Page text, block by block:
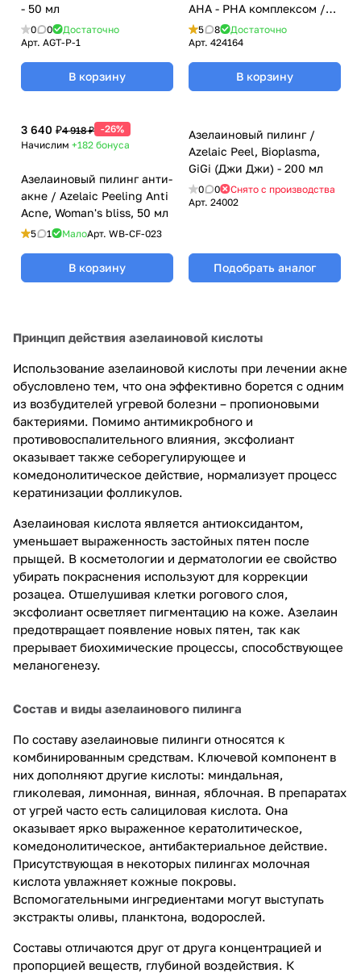
- 50 мл
0 0
Достаточно
Арт. AGT-P-1
В корзину
АНА - РНА комплексом /
Azelaic Peel + 10% PH 2,4,
Mesoderm (Мезодерм), 30
мл
5 8
Достаточно
Арт. 424164
В корзину
3 640 ₽4 918 ₽ -26%
Начислим +182 бонуса
Азелаиновый пилинг анти-
акне / Azelaic Peeling Anti
Acne, Woman's bliss, 50 мл
5 1 МалоАрт. WB-CF-023
В корзину
Азелаиновый пилинг /
Azelaic Peel, Bioplasma,
GiGi (Джи Джи) - 200 мл
0 0
Снято с производства
Арт. 24002
Подобрать аналог
Принцип действия азелаиновой кислоты
Использование азелаиновой кислоты при лечении акне
обусловлено тем, что она эффективно борется с одним
из возбудителей угревой болезни – пропионовыми
бактериями. Помимо антимикробного и
противовоспалительного влияния, эксфолиант
оказывает также себорегулирующее и
комедонолитическое действие, нормализует процесс
кератинизации фолликулов.
Азелаиновая кислота является антиоксидантом,
уменьшает выраженность застойных пятен после
прыщей. В косметологии и дерматологии ее свойство
убирать покраснения используют для коррекции
розацеа. Отшелушивая клетки рогового слоя,
эксфолиант осветляет пигментацию на коже. Азелаин
предотвращает появление новых пятен, так как
прерывает биохимические процессы, способствующее
меланогенезу.
Состав и виды азелаинового пилинга
По составу азелаиновые пилинги относятся к
комбинированным средствам. Ключевой компонент в
них дополняют другие кислоты: миндальная,
гликолевая, лимонная, винная, яблочная. В препаратах
от угрей часто есть салициловая кислота. Она
оказывает ярко выраженное кератолитическое,
комедонолитическое, антибактериальное действие.
Присутствующая в некоторых пилингах молочная
кислота увлажняет кожные покровы.
Вспомогательными ингредиентами могут выступать
экстракты оливы, планктона, водорослей.
Составы отличаются друг от друга концентрацией и
пропорцией веществ, глубиной воздействия. К